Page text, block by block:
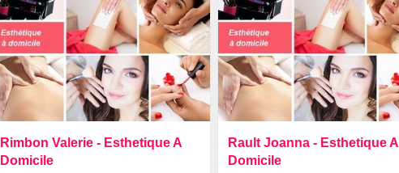
Rimbon Valerie - Esthetique A
Domicile
Rault Joanna - Esthetique A
Domicile